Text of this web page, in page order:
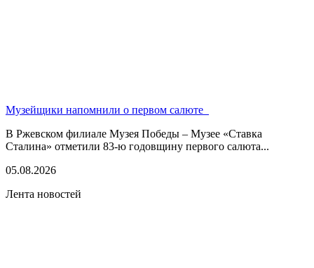
Музейщики напомнили о первом салюте
В Ржевском филиале Музея Победы – Музее «Ставка
Сталина» отметили 83-ю годовщину первого салюта...
05.08.2026
Лента новостей